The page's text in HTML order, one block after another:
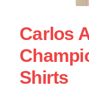
Carlos
Shirts